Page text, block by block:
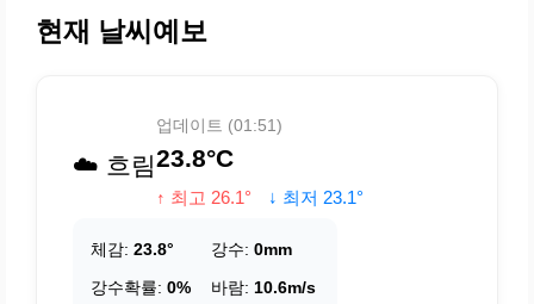
현재 날씨예보
☁️ 흐림
업데이트 (01:51)
23.8°C
↑ 최고 26.1° ↓ 최저 23.1°
체감: 23.8° 강수: 0mm
강수확률: 0% 바람: 10.6m/s